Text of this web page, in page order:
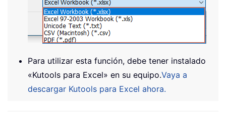
Para utilizar esta función, debe tener instalado
«Kutools para Excel» en su equipo.Vaya a
descargar Kutools para Excel ahora.